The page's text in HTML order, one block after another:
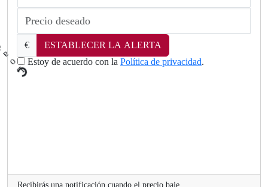
€
ESTABLECER LA ALERTA
Estoy de acuerdo con la Política de privacidad.
L
Recibirás una notificación cuando el precio baje